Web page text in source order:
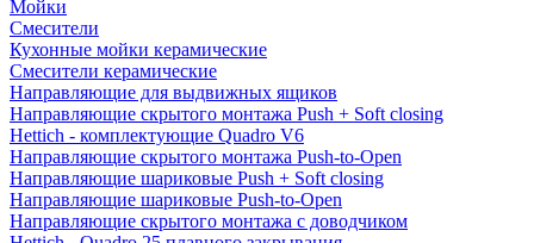
Мойки
Смесители
Кухонные мойки керамические
Смесители керамические
Направляющие для выдвижных ящиков
Направляющие скрытого монтажа Push + Soft closing
Hettich - комплектующие Quadro V6
Направляющие скрытого монтажа Push-to-Open
Направляющие шариковые Push + Soft closing
Направляющие шариковые Push-to-Open
Направляющие скрытого монтажа с доводчиком